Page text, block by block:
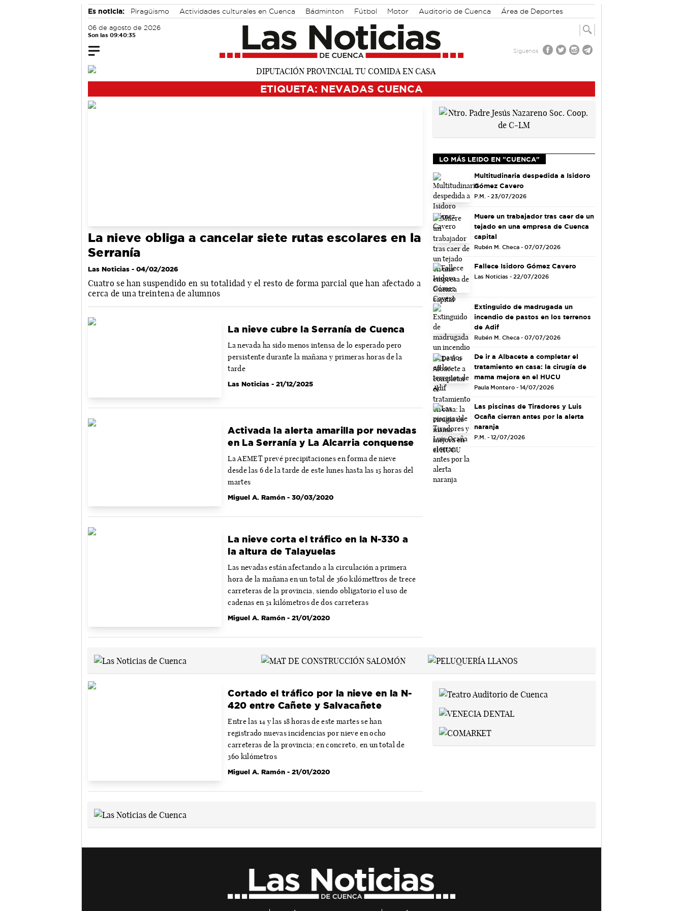
Es noticia: Piragüismo Actividades culturales en Cuenca Bádminton Fútbol Motor Auditorio de Cuenca Área de Deportes
06 de agosto de 2026
Son las 09:40:36
Síguenos
ETIQUETA: NEVADAS CUENCA
La nieve obliga a cancelar siete rutas escolares en la
Serranía
Las Noticias - 04/02/2026
Cuatro se han suspendido en su totalidad y el resto de forma parcial que han afectado a
cerca de una treintena de alumnos
La nieve cubre la Serranía de Cuenca
La nevada ha sido menos intensa de lo esperado pero
persistente durante la mañana y primeras horas de la
tarde
Las Noticias - 21/12/2025
Activada la alerta amarilla por nevadas
en La Serranía y La Alcarria conquense
La AEMET prevé precipitaciones en forma de nieve
desde las 6 de la tarde de este lunes hasta las 15 horas del
martes
Miguel A. Ramón - 30/03/2020
La nieve corta el tráfico en la N-330 a
la altura de Talayuelas
Las nevadas están afectando a la circulación a primera
hora de la mañana en un total de 360 kilómettros de trece
carreteras de la provincia, siendo obligatorio el uso de
cadenas en 51 kilómetros de dos carreteras
Miguel A. Ramón - 21/01/2020
LO MÁS LEIDO EN "CUENCA"
Multitudinaria despedida a Isidoro
Gómez Cavero
P.M. - 23/07/2026
Muere un trabajador tras caer de un
tejado en una empresa de Cuenca
capital
Rubén M. Checa - 07/07/2026
Fallece Isidoro Gómez Cavero
Las Noticias - 22/07/2026
Extinguido de madrugada un
incendio de pastos en los terrenos
de Adif
Rubén M. Checa - 07/07/2026
De ir a Albacete a completar el
tratamiento en casa: la cirugía de
mama mejora en el HUCU
Paula Montero - 14/07/2026
Las piscinas de Tiradores y Luis
Ocaña cierran antes por la alerta
naranja
P.M. - 12/07/2026
Cortado el tráfico por la nieve en la N-
420 entre Cañete y Salvacañete
Entre las 14 y las 18 horas de este martes se han
registrado nuevas incidencias por nieve en ocho
carreteras de la provincia; en concreto, en un total de
360 kilómetros
Miguel A. Ramón - 21/01/2020